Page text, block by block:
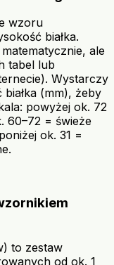
wzoru
białka.
ale
tabel lub
Wystarczy
(mm), żeby
powyżej ok. 72
60–72 = świeże
ok. 31 =
to zestaw
od ok. 1